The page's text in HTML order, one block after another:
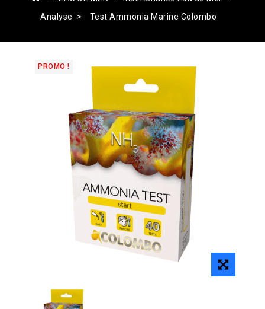
Analyse
Test Ammonia Marine Colombo
PROMO !